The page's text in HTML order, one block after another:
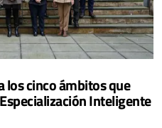
los cinco ámbitos que
Inteligente